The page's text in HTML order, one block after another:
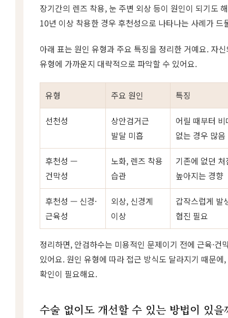
장기간의 렌즈 착용, 눈 주변 외상 등이 원인이 되기도
10년 이상 착용한 경우 후천성으로 나타나는 사례가 드
아래 표는 원인 유형과 주요 특징을 정리한 거예요. 자
유형에 가까운지 대략적으로 파악할 수 있어요.
유형 주요 원인 특징
선천성
상안검거근
발달 미흡
어릴 때부터
없는 경우 많음
후천성 —
건막성
노화, 렌즈 착용
습관
기존에 없던
높아지는 경향
후천성 — 신경·
근육성
외상, 신경계
이상
갑작스럽게 발
협진 필요
정리하면, 안검하수는 미용적인 문제이기 전에 근육·건
있어요. 원인 유형에 따라 접근 방식도 달라지기 때문
확인이 필요해요.
수술 없이도 개선할 수 있는 방법이 있을